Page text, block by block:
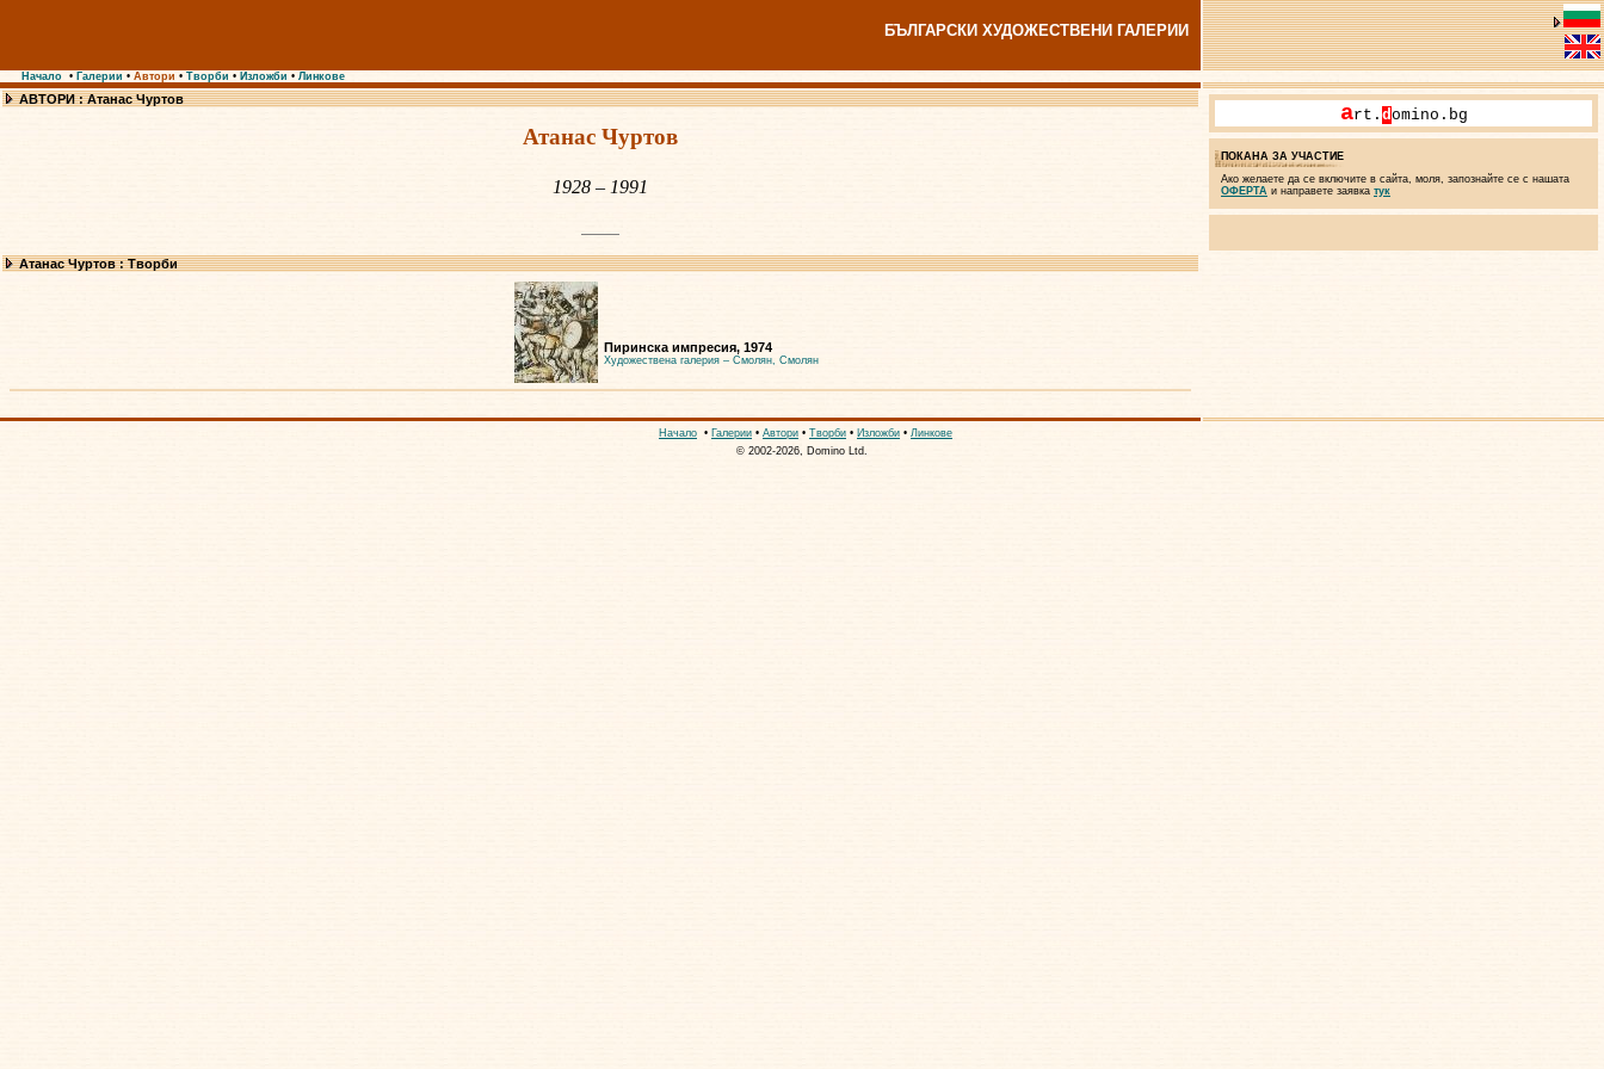
БЪЛГАРСКИ ХУДОЖЕСТВЕНИ ГАЛЕРИИ
Начало • Галерии • Автори • Творби • Изложби • Линкове
АВТОРИ : Атанас Чуртов
Атанас Чуртов
1928 – 1991
Атанас Чуртов : Творби
Пиринска импресия, 1974
Художествена галерия – Смолян, Смолян
art. domino.bg
ПОКАНА ЗА УЧАСТИЕ
Ако желаете да се включите в сайта, моля, запознайте се с нашата
ОФЕРТА и направете заявка тук
Начало • Галерии • Автори • Творби • Изложби • Линкове
© 2002-2026, Domino Ltd.